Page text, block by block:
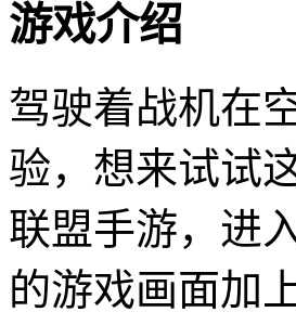
游戏介绍
驾驶着战机在
验，想来试试
联盟手游，进
的游戏画面加